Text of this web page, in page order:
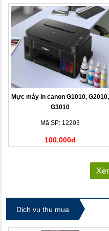
Mực máy in canon G1010, G2010,
G3010
Mã SP: 12203
100,000đ
Dịch vụ thu mua